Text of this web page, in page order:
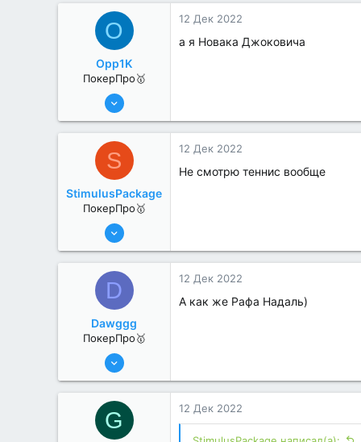
0
O
Opp1K
ПокерПро🥇
25 Июл 2022
0
12 Дек 2022
а я Новака Джоковича
S
StimulusPackage
ПокерПро🥇
25 Июл 2022
2
12 Дек 2022
Не смотрю теннис вообще
D
Dawggg
ПокерПро🥇
25 Июл 2022
1
12 Дек 2022
А как же Рафа Надаль)
G 12 Дек 2022